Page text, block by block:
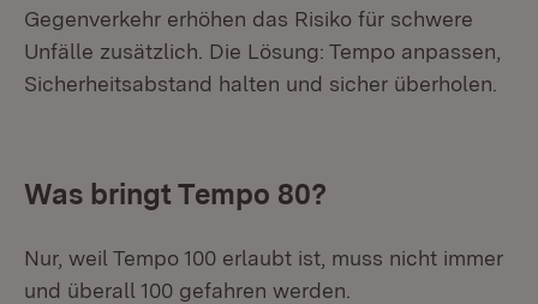
Gegenverkehr erhöhen das Risiko für schwere
Unfälle zusätzlich. Die Lösung: Tempo anpassen,
Sicherheitsabstand halten und sicher überholen.
Was bringt Tempo 80?
Nur, weil Tempo 100 erlaubt ist, muss nicht immer
und überall 100 gefahren werden.